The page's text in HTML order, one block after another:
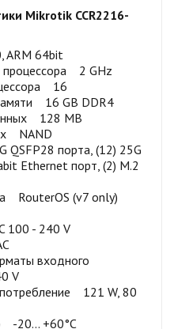
Mikrotik CCR2216-
ARM 64bit
процессора 2 GHz
16
16 GB DDR4
128 MB
NAND
порта, (12) 25G
Ethernet порт, (2) M.2
RouterOS (v7 only)
100 - 240 V
входного
V
121 W, 80
-20... +60°C